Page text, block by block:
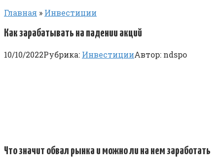
Главная » Инвестиции
Как зарабатывать на падении акций
10/10/2022Рубрика: ИнвестицииАвтор: ndspo
Что значит обвал рынка и можно ли на нем заработать